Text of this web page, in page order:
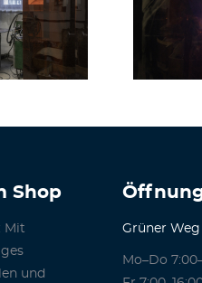
Shop
Mit
und
Grüner
Mo–Do